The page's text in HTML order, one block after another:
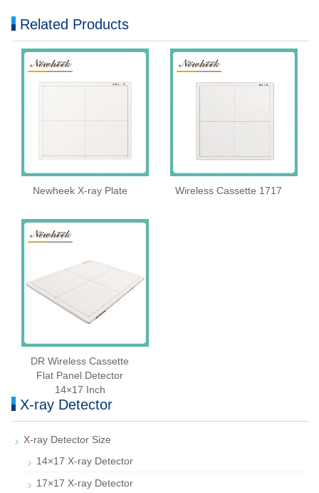
Related Products
Newheek X-ray Plate Wireless Cassette 1717
DR Wireless Cassette
Flat Panel Detector
14×17 Inch
X-ray Detector
X-ray Detector Size
14×17 X-ray Detector
17×17 X-ray Detector